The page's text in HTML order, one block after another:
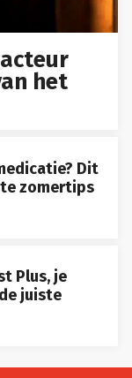
het
Dit
zomertips
Plus, je
juiste